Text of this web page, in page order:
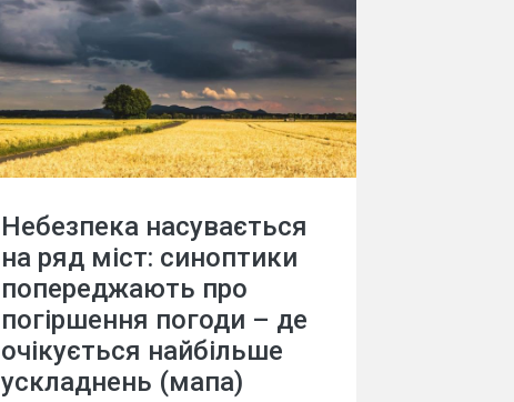
Небезпека насувається
на ряд міст: синоптики
попереджають про
погіршення погоди – де
очікується найбільше
ускладнень (мапа)